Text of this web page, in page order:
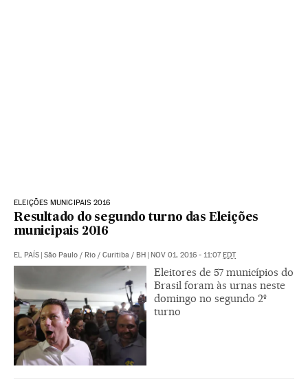
ELEIÇÕES MUNICIPAIS 2016
Resultado do segundo turno das Eleições
municipais 2016
EL PAÍS | São Paulo / Rio / Curitiba / BH | NOV 01, 2016 - 11:07EDT
Eleitores de 57 municípios do
Brasil foram às urnas neste
domingo no segundo 2º
turno